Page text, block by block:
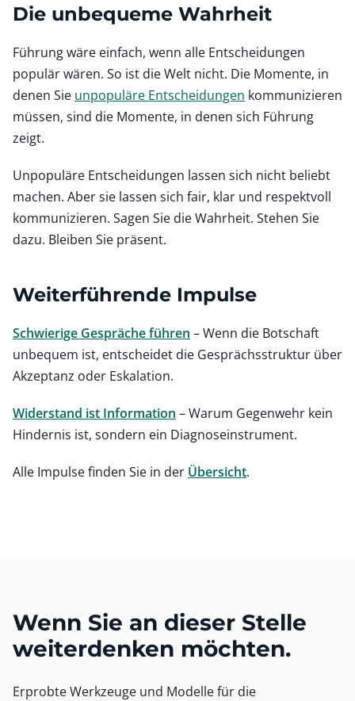
Die unbequeme Wahrheit
Führung wäre einfach, wenn alle Entscheidungen
populär wären. So ist die Welt nicht. Die Momente, in
denen Sie unpopuläre Entscheidungen kommunizieren
müssen, sind die Momente, in denen sich Führung
zeigt.
Unpopuläre Entscheidungen lassen sich nicht beliebt
machen. Aber sie lassen sich fair, klar und respektvoll
kommunizieren. Sagen Sie die Wahrheit. Stehen Sie
dazu. Bleiben Sie präsent.
Weiterführende Impulse
Schwierige Gespräche führen – Wenn die Botschaft
unbequem ist, entscheidet die Gesprächsstruktur über
Akzeptanz oder Eskalation.
Widerstand ist Information – Warum Gegenwehr kein
Hindernis ist, sondern ein Diagnoseinstrument.
Alle Impulse finden Sie in der Übersicht.
Wenn Sie an dieser Stelle
weiterdenken möchten.
Erprobte Werkzeuge und Modelle für die